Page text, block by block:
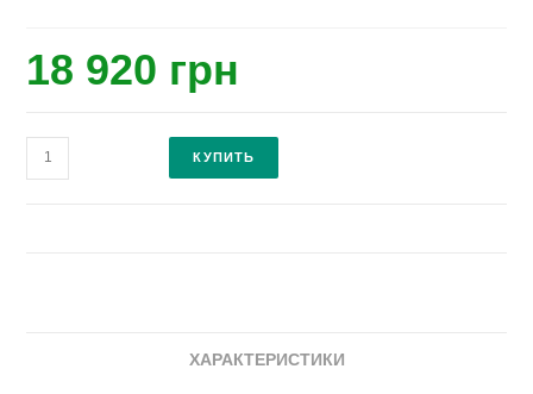
18 920 грн
Количество
Внутренний
КУПИТЬ
ХАРАКТЕРИСТИКИ